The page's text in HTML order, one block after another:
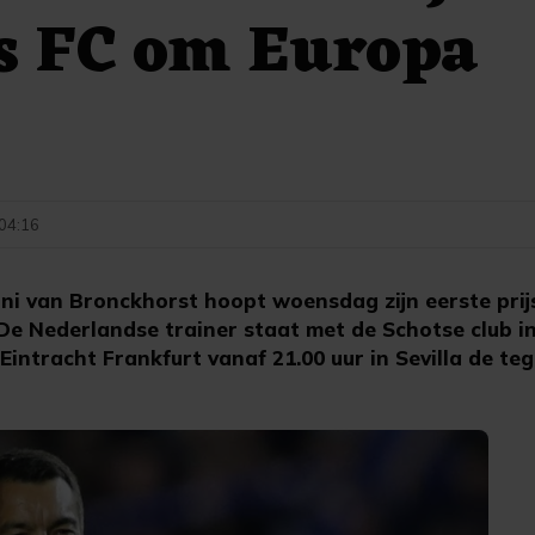
FC om Europa
van Bronckhorst hoopt woensdag zijn eerste
Nederlandse trainer staat met de Schotse club
Frankfurt vanaf 21.00 uur in Sevilla de